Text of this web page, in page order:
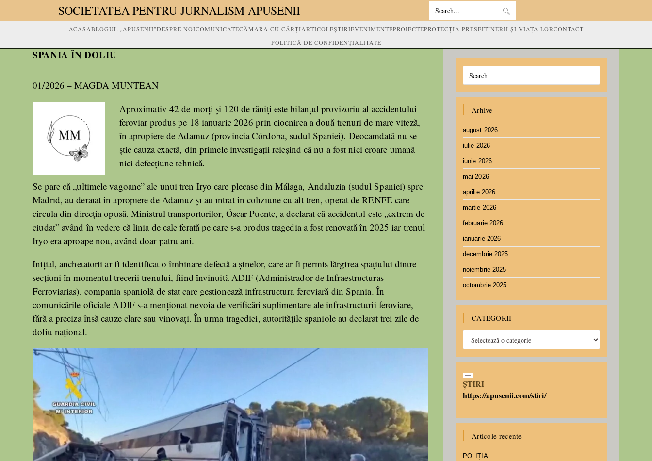
SOCIETATEA PENTRU JURNALISM APUSENII Search
this
website
ACASABLOGUL „APUSENII”DESPRE NOICOMUNICATECĂMARA CU CĂRȚIARTICOLEȘTIRIEVENIMENTEPROIECTEPROTECȚIA PRESEITINERII ȘI VIAȚA LORCONTACT
POLITICĂ DE CONFIDENȚIALITATE
SPANIA ÎN DOLIU
01/2026 – MAGDA MUNTEAN
Aproximativ 42 de morți și 120 de răniți este bilanțul provizoriu al accidentului
feroviar produs pe 18 ianuarie 2026 prin ciocnirea a două trenuri de mare viteză,
în apropiere de Adamuz (provincia Córdoba, sudul Spaniei). Deocamdată nu se
știe cauza exactă, din primele investigații reieșind că nu a fost nici eroare umană
nici defecțiune tehnică.
Se pare că „ultimele vagoane” ale unui tren Iryo care plecase din Málaga, Andaluzia (sudul Spaniei) spre
Madrid, au deraiat în apropiere de Adamuz și au intrat în coliziune cu alt tren, operat de RENFE care
circula din direcția opusă. Ministrul transporturilor, Óscar Puente, a declarat că accidentul este „extrem de
ciudat” având în vedere că linia de cale ferată pe care s-a produs tragedia a fost renovată în 2025 iar trenul
Iryo era aproape nou, având doar patru ani.
Inițial, anchetatorii ar fi identificat o îmbinare defectă a șinelor, care ar fi permis lărgirea spațiului dintre
secțiuni în momentul trecerii trenului, fiind învinuită ADIF (Administrador de Infraestructuras
Ferroviarias), compania spaniolă de stat care gestionează infrastructura feroviară din Spania. În
comunicările oficiale ADIF s-a menționat nevoia de verificări suplimentare ale infrastructurii feroviare,
fără a preciza însă cauze clare sau vinovați. În urma tragediei, autoritățile spaniole au declarat trei zile de
doliu național.
Arhive
august 2026
iulie 2026
iunie 2026
mai 2026
aprilie 2026
martie 2026
februarie 2026
ianuarie 2026
decembrie 2025
noiembrie 2025
octombrie 2025
CATEGORII
ȘTIRI
https://apusenii.com/stiri/
Articole recente
POLIȚIA